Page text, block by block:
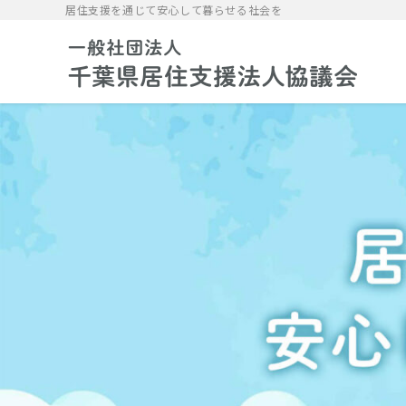
居住支援を通じて安心して暮らせる社会を